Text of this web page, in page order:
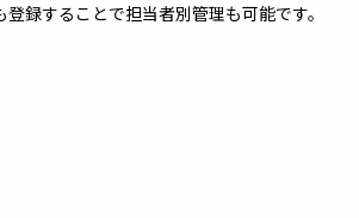
録することで担当者別管理も可能です。